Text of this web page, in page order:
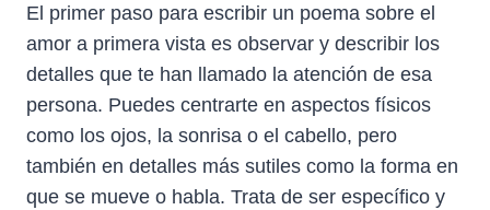
El primer paso para escribir un poema sobre el
amor a primera vista es observar y describir los
detalles que te han llamado la atención de esa
persona. Puedes centrarte en aspectos físicos
como los ojos, la sonrisa o el cabello, pero
también en detalles más sutiles como la forma en
que se mueve o habla. Trata de ser específico y